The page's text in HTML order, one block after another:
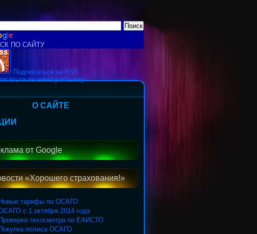
ПО САЙТУ
Подписаться на RSS
на email-рассылку
О САЙТЕ
от Google
«Хорошего страхования!»
Новые тарифы по ОСАГО
с 1 октября 2014 года
Проверка техосмотра по ЕАИСТО
Покупка полиса ОСАГО